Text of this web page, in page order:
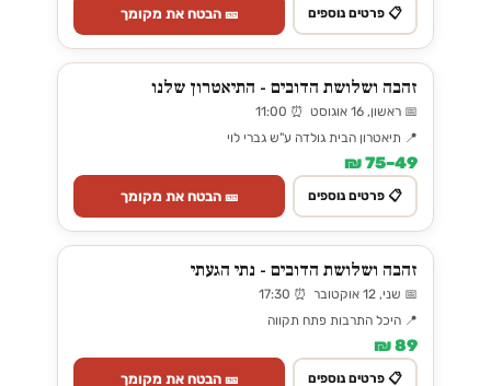
📋 פרטים נוספים 🎫 הבטח את מקומך
זהבה ושלושת הדובים - התיאטרון שלנו
📅 ראשון, 16 אוגוסט ⏰ 11:00
📍 תיאטרון הבית גולדה ע"ש גברי לוי
49–75 ₪
📋 פרטים נוספים 🎫 הבטח את מקומך
זהבה ושלושת הדובים - נתי הגעתי
📅 שני, 12 אוקטובר ⏰ 17:30
📍 היכל התרבות פתח תקווה
89 ₪
📋 פרטים נוספים 🎫 הבטח את מקומך